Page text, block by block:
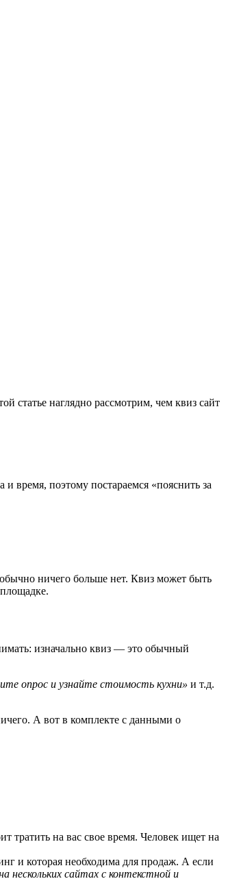
статье наглядно рассмотрим, чем квиз сайт
время, поэтому постараемся «пояснить за
ничего больше нет. Квиз может быть
изначально квиз — это обычный
опрос и узнайте стоимость кухни» и т.д.
А вот в комплекте с данными о
тратить на вас свое время. Человек ищет на
и которая необходима для продаж. А если
нескольких сайтах с контекстной и